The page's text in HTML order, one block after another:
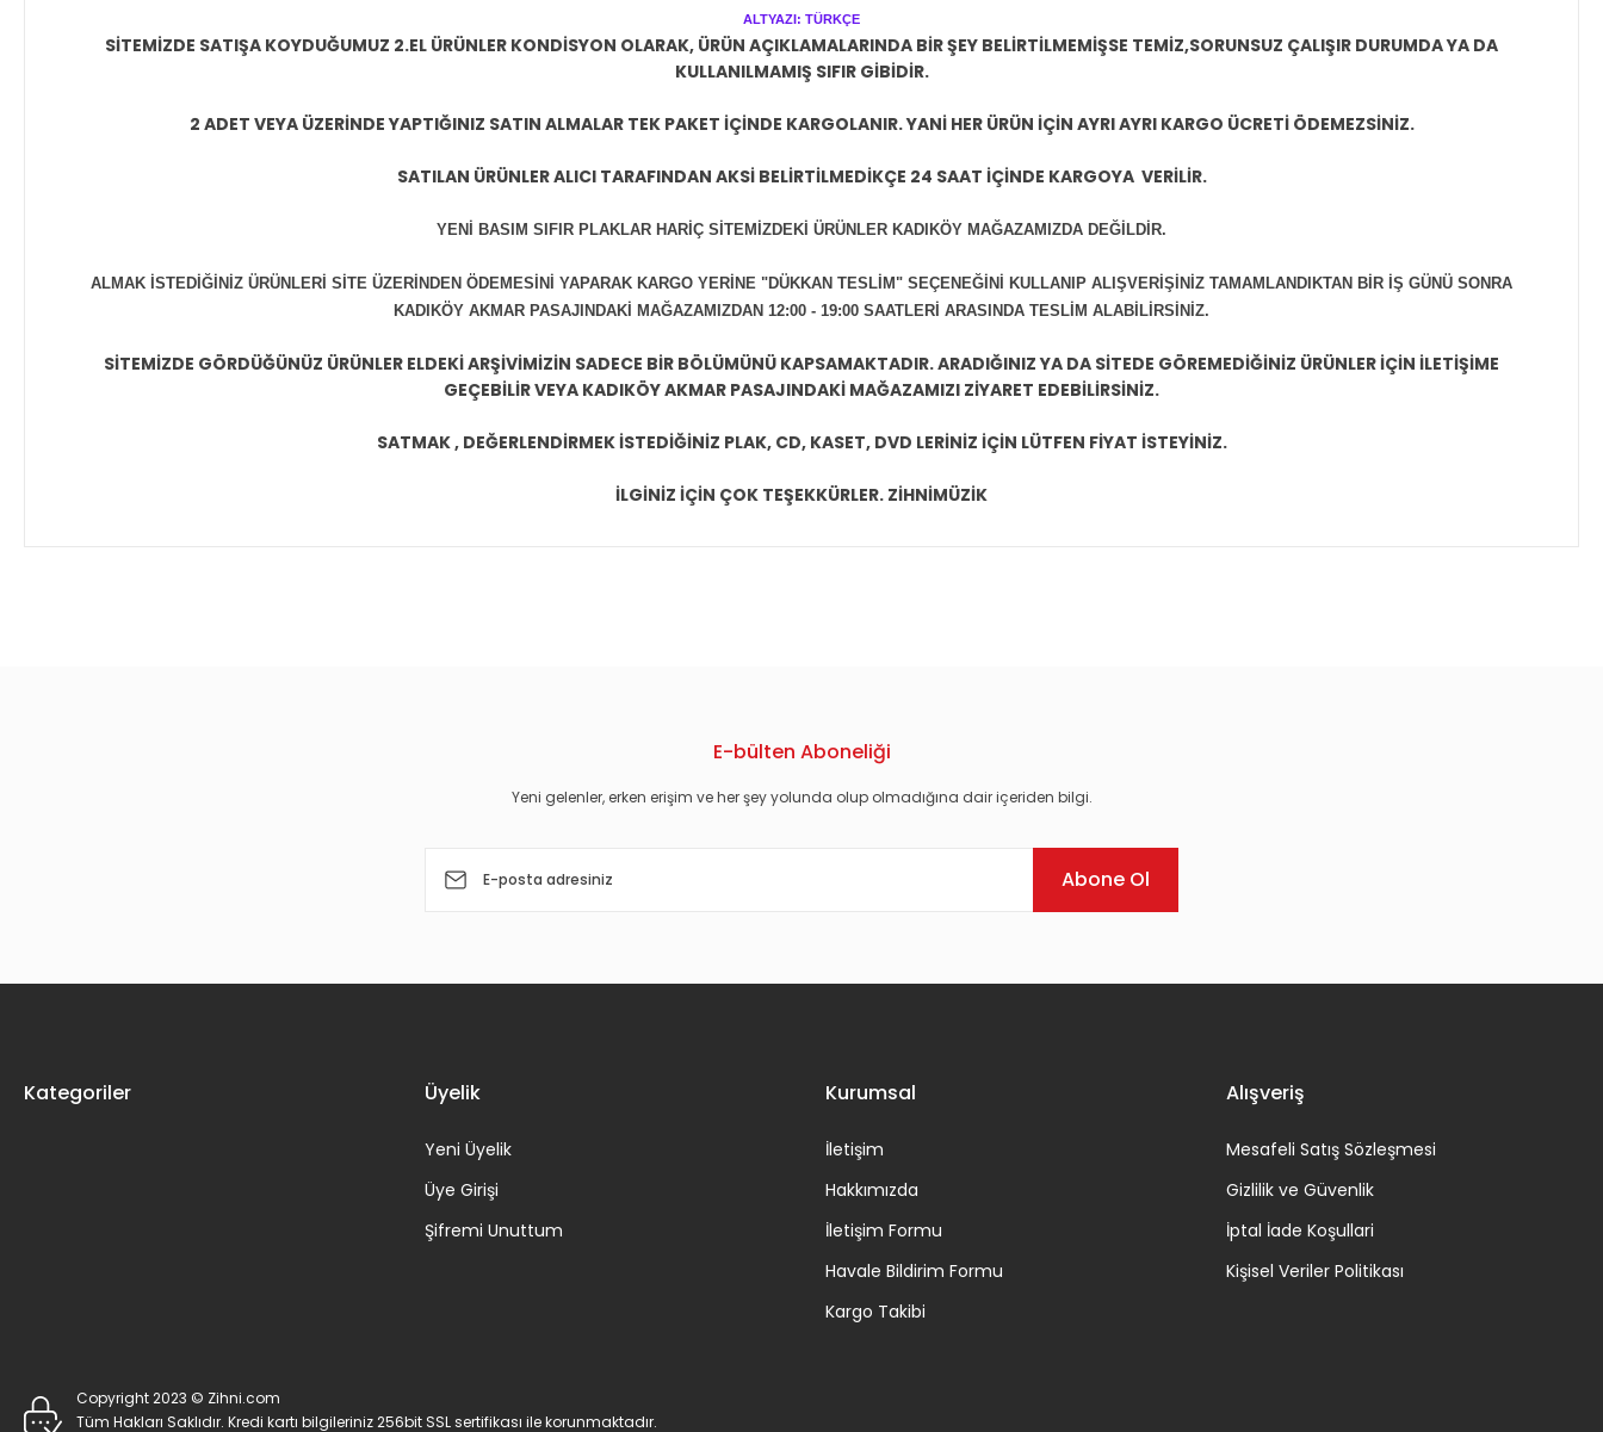
ALTYAZI: TÜRKÇE
SİTEMİZDE SATIŞA KOYDUĞUMUZ 2.EL ÜRÜNLER KONDİSYON OLARAK, ÜRÜN AÇIKLAMALARINDA BİR ŞEY BELİRTİLMEMİŞSE TEMİZ,SORUNSUZ ÇALIŞIR DURUMDA YA DA
KULLANILMAMIŞ SIFIR GİBİDİR.
2 ADET VEYA ÜZERİNDE YAPTIĞINIZ SATIN ALMALAR TEK PAKET İÇİNDE KARGOLANIR. YANİ HER ÜRÜN İÇİN AYRI AYRI KARGO ÜCRETİ ÖDEMEZSİNİZ.
SATILAN ÜRÜNLER ALICI TARAFINDAN AKSİ BELİRTİLMEDİKÇE 24 SAAT İÇİNDE KARGOYA VERİLİR.
YENİ BASIM SIFIR PLAKLAR HARİÇ SİTEMİZDEKİ ÜRÜNLER KADIKÖY MAĞAZAMIZDA DEĞİLDİR.
ALMAK İSTEDİĞİNİZ ÜRÜNLERİ SİTE ÜZERİNDEN ÖDEMESİNİ YAPARAK KARGO YERİNE "DÜKKAN TESLİM" SEÇENEĞİNİ KULLANIP ALIŞVERİŞİNİZ TAMAMLANDIKTAN BİR İŞ GÜNÜ SONRA
KADIKÖY AKMAR PASAJINDAKİ MAĞAZAMIZDAN 12:00 - 19:00 SAATLERİ ARASINDA TESLİM ALABİLİRSİNİZ.
SİTEMİZDE GÖRDÜĞÜNÜZ ÜRÜNLER ELDEKİ ARŞİVİMİZİN SADECE BİR BÖLÜMÜNÜ KAPSAMAKTADIR. ARADIĞINIZ YA DA SİTEDE GÖREMEDİĞİNİZ ÜRÜNLER İÇİN İLETİŞİME
GEÇEBİLİR VEYA KADIKÖY AKMAR PASAJINDAKİ MAĞAZAMIZI ZİYARET EDEBİLİRSİNİZ.
SATMAK , DEĞERLENDİRMEK İSTEDİĞİNİZ PLAK, CD, KASET, DVD LERİNİZ İÇİN LÜTFEN FİYAT İSTEYİNİZ.
İLGİNİZ İÇİN ÇOK TEŞEKKÜRLER. ZİHNİMÜZİK
E-bülten Aboneliği
Yeni gelenler, erken erişim ve her şey yolunda olup olmadığına dair içeriden bilgi.
Abone Ol
Kategoriler Üyelik
Yeni Üyelik
Üye Girişi
Şifremi Unuttum
Kurumsal
İletişim
Hakkımızda
İletişim Formu
Havale Bildirim Formu
Kargo Takibi
Alışveriş
Mesafeli Satış Sözleşmesi
Gizlilik ve Güvenlik
İptal İade Koşullari
Kişisel Veriler Politikası
Copyright 2023 © Zihni.com
Tüm Hakları Saklıdır. Kredi kartı bilgileriniz 256bit SSL sertifikası ile korunmaktadır.